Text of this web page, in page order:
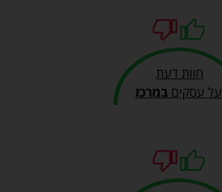
חוות דעת
על עסקיםבמרכז